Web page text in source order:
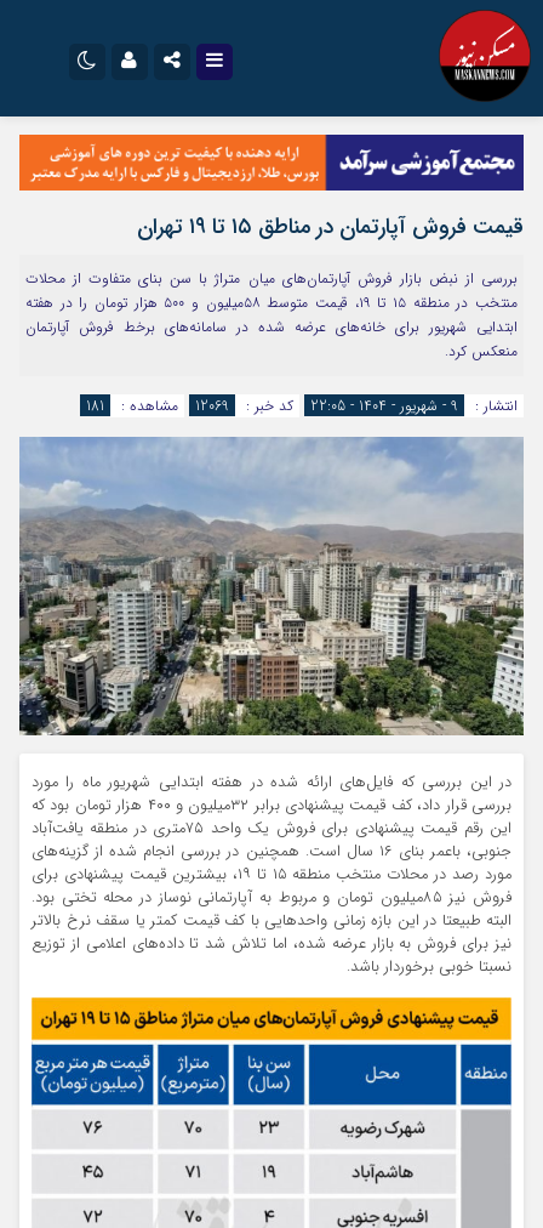
اینستاگرام
تلگرام
سروش
ایتا
آپارات
اپلیکیشن
نام کاربری یا نشانی ایمیل
رمز عبور
مرا به خاطر بسپار
قیمت فروش آپارتمان در مناطق ۱۵ تا ۱۹ تهران
بررسی از نبض بازار فروش آپارتمان‌های میان متراژ با سن بنای متفاوت از محلات
منتخب در منطقه ۱۵ تا ۱۹، قیمت متوسط ۵۸‌میلیون و ۵۰۰ هزار تومان را در هفته
ابتدایی شهریور برای خانه‌های عرضه شده در سامانه‌های برخط فروش آپارتمان
منعکس کرد.
انتشار : 9 - شهریور - 1404 - 22:05 کد خبر : 12069 مشاهده : 181
در این بررسی که فایل‌های ارائه شده در هفته ابتدایی شهریور ماه را مورد
بررسی قرار داد، کف قیمت پیشنهادی برابر ۳۲‌میلیون و ۴۰۰ هزار تومان بود که
این رقم قیمت پیشنهادی برای فروش یک واحد ۷۵متری در منطقه یافت‌آباد
جنوبی، باعمر بنای ۱۶ سال است. همچنین در بررسی انجام شده از گزینه‌های
مورد رصد در محلات منتخب منطقه ۱۵ تا ۱۹، بیشترین قیمت پیشنهادی برای
فروش نیز ۸۵‌میلیون تومان و مربوط به آپارتمانی نوساز در محله تختی بود.
البته طبیعتا در این بازه زمانی واحدهایی با کف قیمت کمتر یا سقف نرخ بالاتر
نیز برای فروش به بازار عرضه شده، اما تلاش شد تا داده‌های اعلامی از توزیع
نسبتا خوبی برخوردار باشد.